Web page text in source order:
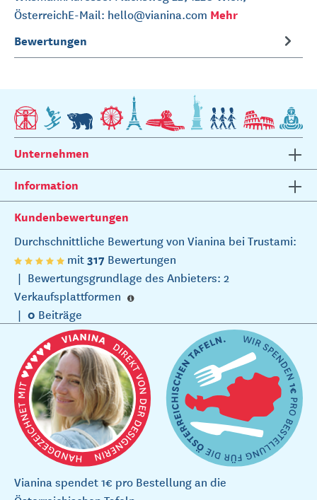
ÖsterreichE-Mail: hello@vianina.com Mehr
Bewertungen
Unternehmen
Information
Kundenbewertungen
Durchschnittliche Bewertung von Vianina bei Trustami:
mit317 Bewertungen
| Bewertungsgrundlage des Anbieters: 2
Verkaufsplattformen
| 0 Beiträge
Vianina spendet 1€ pro Bestellung an die